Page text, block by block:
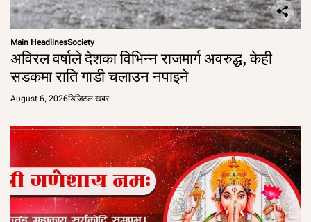
Main HeadlinesSociety
अविरल वर्षाले देशका विभिन्न राजमार्ग अवरुद्ध, केही
सडकमा राति गाडी चलाउन नपाइने
August 6, 2026डिजिटल खबर